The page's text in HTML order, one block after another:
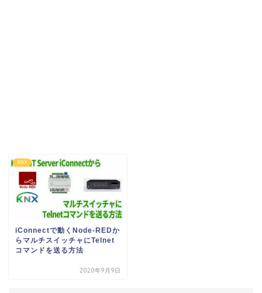
KNX
iConnectで動くNode-REDか
らマルチスイッチャにTelnet
コマンドを送る方法
2020年9月9日